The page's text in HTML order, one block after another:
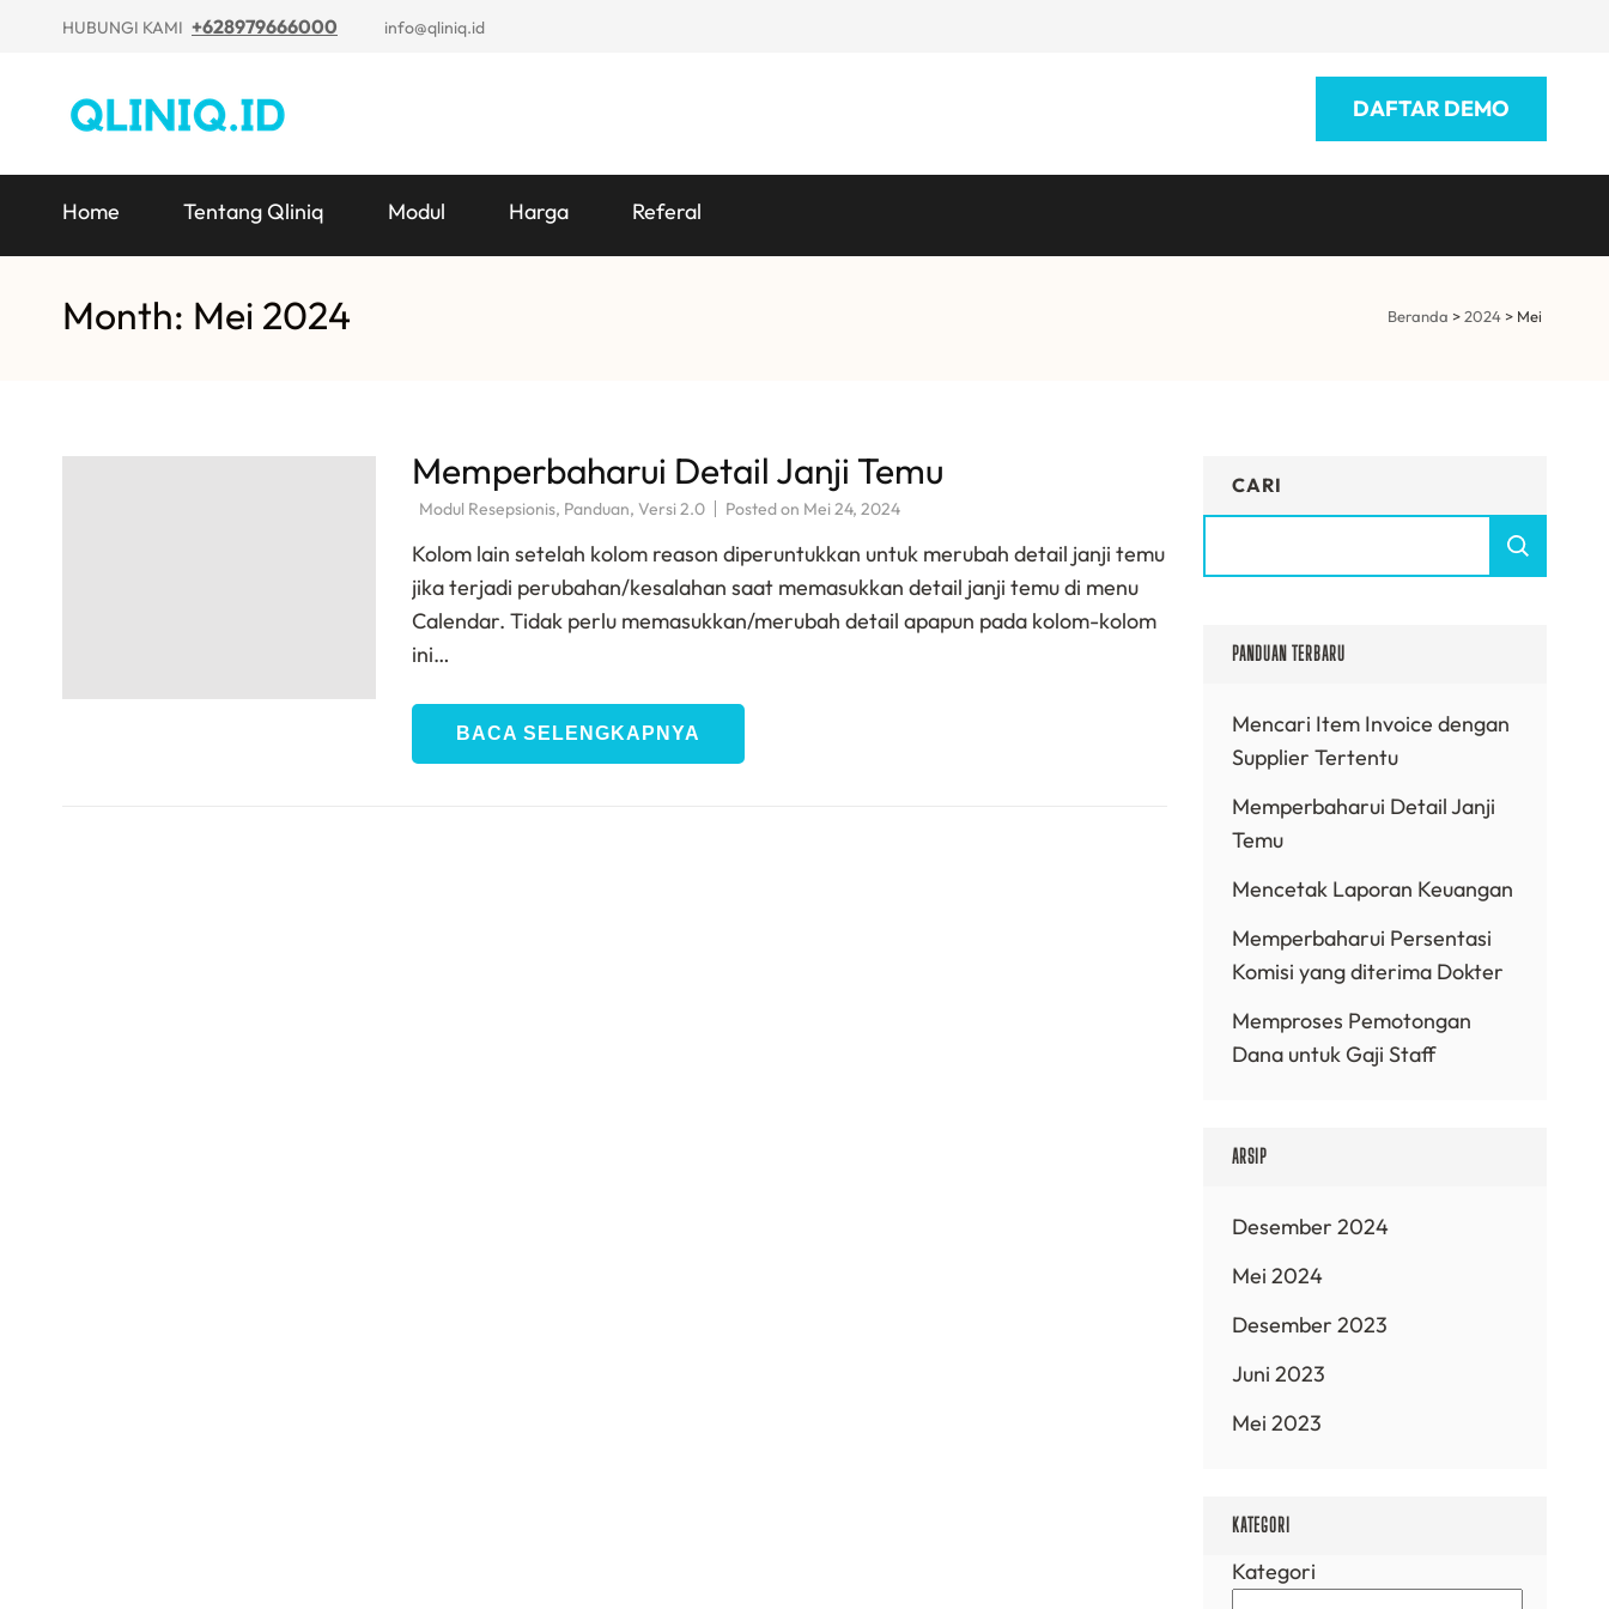
HUBUNGI KAMI +628979666000 info@qliniq.id
DAFTAR DEMO
Home Tentang Qliniq Modul Harga Referal
Month: Mei 2024 Beranda >2024 > Mei
Memperbaharui Detail Janji Temu
Modul Resepsionis, Panduan, Versi 2.0 Posted on Mei 24, 2024
Kolom lain setelah kolom reason diperuntukkan untuk merubah detail janji temu
jika terjadi perubahan/kesalahan saat memasukkan detail janji temu di menu
Calendar. Tidak perlu memasukkan/merubah detail apapun pada kolom-kolom
ini…
BACA SELENGKAPNYA
CARI
PANDUAN TERBARU
Mencari Item Invoice dengan
Supplier Tertentu
Memperbaharui Detail Janji
Temu
Mencetak Laporan Keuangan
Memperbaharui Persentasi
Komisi yang diterima Dokter
Memproses Pemotongan
Dana untuk Gaji Staff
ARSIP
Desember 2024
Mei 2024
Desember 2023
Juni 2023
Mei 2023
KATEGORI
Kategori